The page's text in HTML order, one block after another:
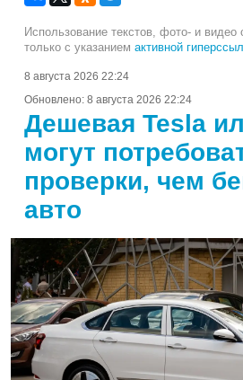
Использование текстов, фото- и видео
только с указанием активной
8 августа 2026 22:24
Обновлено: 8 августа 2026 22:24
Дешевая Tesla
могут
проверки, чем
авто